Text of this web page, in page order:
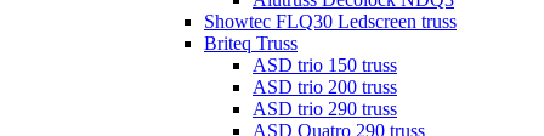
Showtec FLQ30 Ledscreen truss
Briteq Truss
ASD trio 150 truss
ASD trio 200 truss
ASD trio 290 truss
ASD Quatro 290 truss